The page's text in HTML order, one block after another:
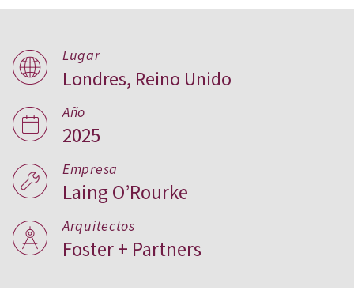
El renacer de un símbolo
de Londres, Reino Unido
Lugar
Londres, Reino Unido
Año
2025
Empresa
Laing O’Rourke
Arquitectos
Foster + Partners